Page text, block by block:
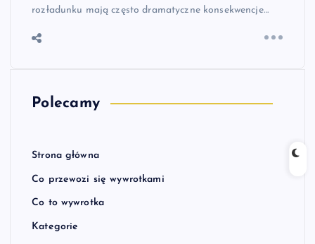
rozładunku mają często dramatyczne konsekwencje…
Polecamy
Strona główna
Co przewozi się wywrotkami
Co to wywrotka
Kategorie